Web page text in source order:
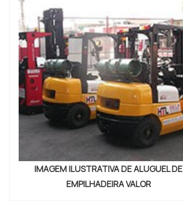
IMAGEM ILUSTRATIVA DE ALUGUEL DE
EMPILHADEIRA VALOR